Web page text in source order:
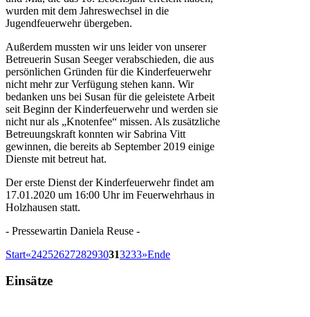
wurden mit dem Jahreswechsel in die
Jugendfeuerwehr übergeben.
Außerdem mussten wir uns leider von unserer
Betreuerin Susan Seeger verabschieden, die aus
persönlichen Gründen für die Kinderfeuerwehr
nicht mehr zur Verfügung stehen kann. Wir
bedanken uns bei Susan für die geleistete Arbeit
seit Beginn der Kinderfeuerwehr und werden sie
nicht nur als „Knotenfee“ missen. Als zusätzliche
Betreuungskraft konnten wir Sabrina Vitt
gewinnen, die bereits ab September 2019 einige
Dienste mit betreut hat.
Der erste Dienst der Kinderfeuerwehr findet am
17.01.2020 um 16:00 Uhr im Feuerwehrhaus in
Holzhausen statt.
- Pressewartin Daniela Reuse -
Start«24252627282930313233»Ende
Einsätze